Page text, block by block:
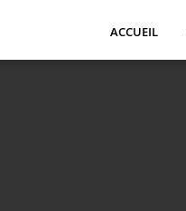
ACCUEIL